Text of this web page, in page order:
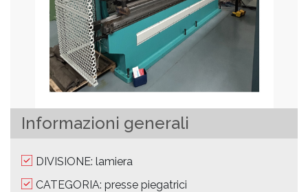
Informazioni generali
DIVISIONE: lamiera
CATEGORIA: presse piegatrici